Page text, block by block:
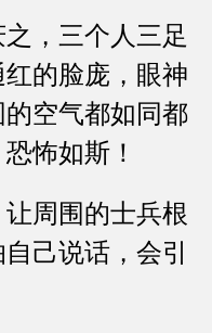
，三个人三足
的脸庞，眼神
空气都如同都
怖如斯！
周围的士兵根
己说话，会引